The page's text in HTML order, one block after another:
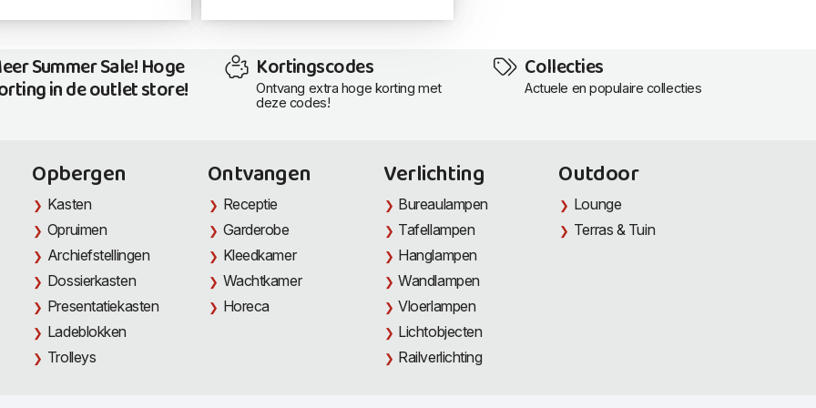
Summer Sale! Hoge
in de outlet store!
Kortingscodes
Ontvang extra hoge korting met
deze codes!
Collecties
Actuele en populaire collecties
Opbergen
Kasten
Opruimen
Archiefstellingen
Dossierkasten
Presentatiekasten
Ladeblokken
Trolleys
Ontvangen
Receptie
Garderobe
Kleedkamer
Wachtkamer
Horeca
Verlichting
Bureaulampen
Tafellampen
Hanglampen
Wandlampen
Vloerlampen
Lichtobjecten
Railverlichting
Outdoor
Lounge
Terras & Tuin